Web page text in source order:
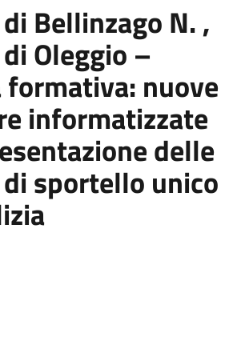
PROFESSIONALE
Bellinzago N. ,
Oleggio –
formativa: nuove
informatizzate
delle
sportello unico